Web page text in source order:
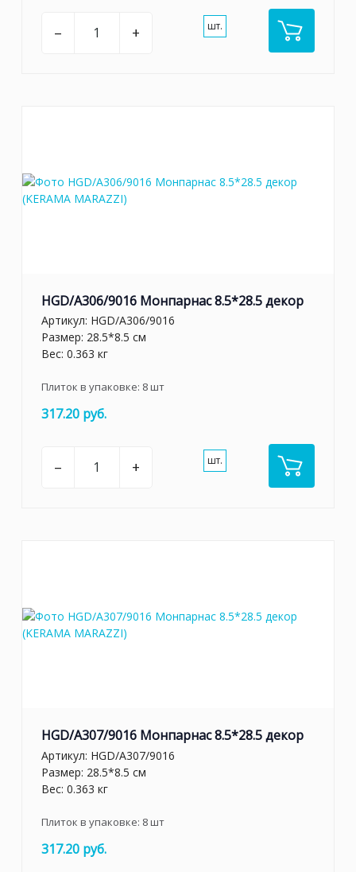
– + шт.
HGD/A306/9016 Монпарнас 8.5*28.5 декор
Артикул: HGD/A306/9016
Размер: 28.5*8.5 см
Вес: 0.363 кг
Плиток в упаковке: 8шт
317.20 руб.
– + шт.
HGD/A307/9016 Монпарнас 8.5*28.5 декор
Артикул: HGD/A307/9016
Размер: 28.5*8.5 см
Вес: 0.363 кг
Плиток в упаковке: 8шт
317.20 руб.